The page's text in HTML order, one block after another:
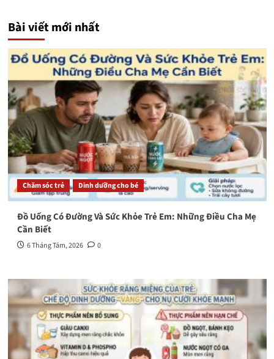
Bài viết mới nhất
Chăm sóc trẻ Dinh dưỡng cho bé
Đồ Uống Có Đường Và Sức Khỏe Trẻ Em: Những Điều Cha Mẹ
Cần Biết
6 Tháng Tám, 2026 0